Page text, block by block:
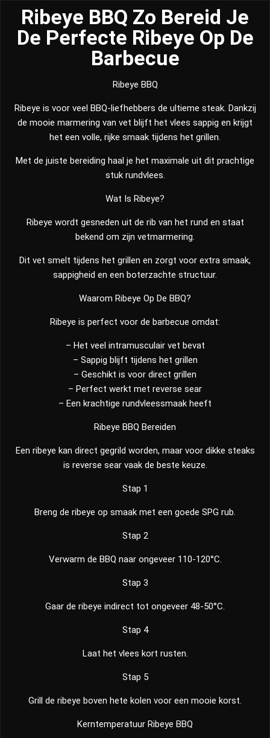
Ribeye BBQ Zo Bereid Je
De Perfecte Ribeye Op De
Barbecue
Ribeye BBQ
Ribeye is voor veel BBQ-liefhebbers de ultieme steak. Dankzij
de mooie marmering van vet blijft het vlees sappig en krijgt
het een volle, rijke smaak tijdens het grillen.
Met de juiste bereiding haal je het maximale uit dit prachtige
stuk rundvlees.
Wat Is Ribeye?
Ribeye wordt gesneden uit de rib van het rund en staat
bekend om zijn vetmarmering.
Dit vet smelt tijdens het grillen en zorgt voor extra smaak,
sappigheid en een boterzachte structuur.
Waarom Ribeye Op De BBQ?
Ribeye is perfect voor de barbecue omdat:
– Het veel intramusculair vet bevat
– Sappig blijft tijdens het grillen
– Geschikt is voor direct grillen
– Perfect werkt met reverse sear
– Een krachtige rundvleessmaak heeft
Ribeye BBQ Bereiden
Een ribeye kan direct gegrild worden, maar voor dikke steaks
is reverse sear vaak de beste keuze.
Stap 1
Breng de ribeye op smaak met een goede SPG rub.
Stap 2
Verwarm de BBQ naar ongeveer 110-120°C.
Stap 3
Gaar de ribeye indirect tot ongeveer 48-50°C.
Stap 4
Laat het vlees kort rusten.
Stap 5
Grill de ribeye boven hete kolen voor een mooie korst.
Kerntemperatuur Ribeye BBQ